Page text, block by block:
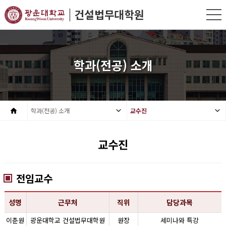
학과(전공) 소개
학과(전공) 소개 교수진
교수진
전임교수
성명 근무처 직위 담당과목
이춘원 광운대학교 건설법무대학원 원장
세미나와 특강